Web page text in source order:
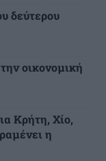
δεύτερου
οικονομική
Κρήτη, Χίο,
η